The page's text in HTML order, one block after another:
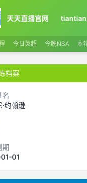
天天直播官网
今日英超 今晚NBA 本
档案
名
约翰逊
期
01